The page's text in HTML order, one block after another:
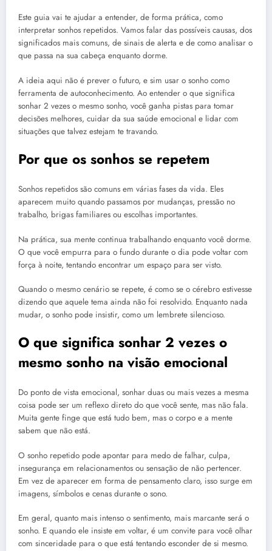
Este guia vai te ajudar a entender, de forma prática, como
interpretar sonhos repetidos. Vamos falar das possíveis causas, dos
significados mais comuns, de sinais de alerta e de como analisar o
que passa na sua cabeça enquanto dorme.
A ideia aqui não é prever o futuro, e sim usar o sonho como
ferramenta de autoconhecimento. Ao entender o que significa
sonhar 2 vezes o mesmo sonho, você ganha pistas para tomar
decisões melhores, cuidar da sua saúde emocional e lidar com
situações que talvez estejam te travando.
Por que os sonhos se repetem
Sonhos repetidos são comuns em várias fases da vida. Eles
aparecem muito quando passamos por mudanças, pressão no
trabalho, brigas familiares ou escolhas importantes.
Na prática, sua mente continua trabalhando enquanto você dorme.
O que você empurra para o fundo durante o dia pode voltar com
força à noite, tentando encontrar um espaço para ser visto.
Quando o mesmo cenário se repete, é como se o cérebro estivesse
dizendo que aquele tema ainda não foi resolvido. Enquanto nada
mudar, o sonho pode insistir, como um lembrete silencioso.
O que significa sonhar 2 vezes o
mesmo sonho na visão emocional
Do ponto de vista emocional, sonhar duas ou mais vezes a mesma
coisa pode ser um reflexo direto do que você sente, mas não fala.
Muita gente finge que está tudo bem, mas o corpo e a mente
sabem que não está.
O sonho repetido pode apontar para medo de falhar, culpa,
insegurança em relacionamentos ou sensação de não pertencer.
Em vez de aparecer em forma de pensamento claro, isso surge em
imagens, símbolos e cenas durante o sono.
Em geral, quanto mais intenso o sentimento, mais marcante será o
sonho. E quando ele insiste em voltar, é um convite para você olhar
com sinceridade para o que está tentando esconder de si mesmo.